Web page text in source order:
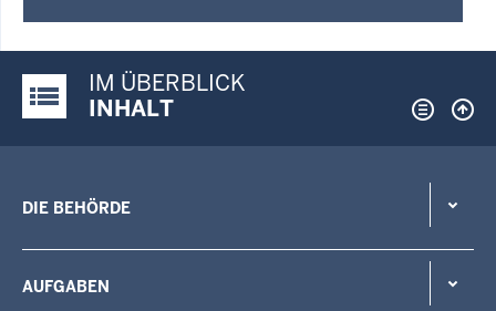
Justiz-Portal im Überblick:
IM ÜBERBLICK
INHALT
DIE BEHÖRDE
AUFGABEN